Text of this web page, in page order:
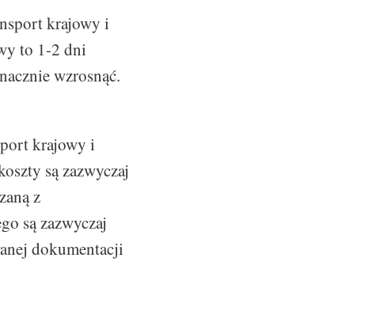
krajowy i
to 1-2 dni
wzrosnąć.
krajowy i
są zazwyczaj
z
są zazwyczaj
dokumentacji